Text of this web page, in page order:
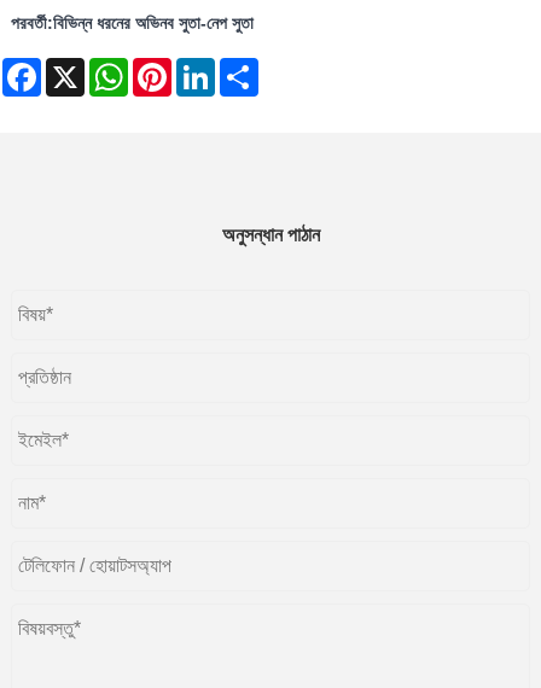
পরবর্তী:বিভিন্ন ধরনের অভিনব সুতা-নেপ সুতা
Facebook
X WhatsAppPinterestLinkedIn
অনুসন্ধান পাঠান